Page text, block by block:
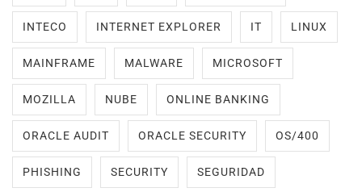
INTECO INTERNET EXPLORER IT LINUX
MAINFRAME MALWARE MICROSOFT
MOZILLA NUBE ONLINE BANKING
ORACLE AUDIT ORACLE SECURITY OS/400
PHISHING SECURITY SEGURIDAD